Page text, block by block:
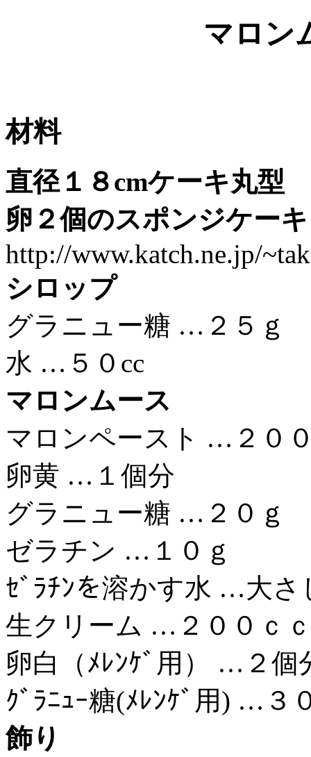
マロン
材料
直径１８cmケーキ丸型
卵２個のスポンジケーキ
http://www.katch.ne.jp/
シロップ
グラニュー糖 …２５ｇ
水 …５０cc
マロンムース
マロンペースト …２０
卵黄 …１個分
グラニュー糖 …２０ｇ
ゼラチン …１０ｇ
ｾﾞﾗﾁﾝを溶かす水 …大さ
生クリーム …２００ｃ
卵白（ﾒﾚﾝｹﾞ用） …２個
ｸﾞﾗﾆｭｰ糖(ﾒﾚﾝｹﾞ用) …３
飾り